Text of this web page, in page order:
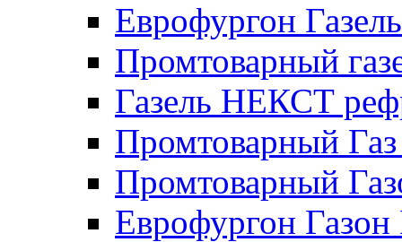
Еврофургон
Промтоварный
Газель НЕКСТ
Промтоварный
Промтоварный
Еврофургон